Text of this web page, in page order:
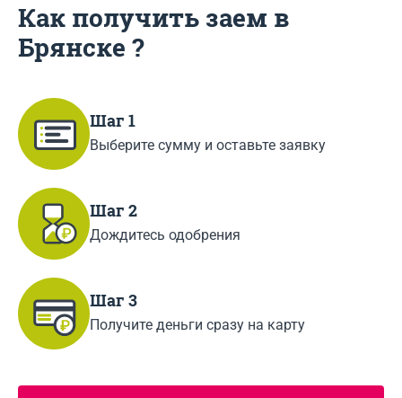
Как получить заем в
Брянске ?
Шаг 1
Выберите сумму и оставьте заявку
Шаг 2
Дождитесь одобрения
Шаг 3
Получите деньги сразу на карту